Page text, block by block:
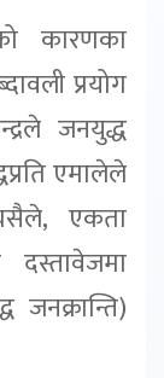
कारणका
प्रयोग
जनयुद्ध
एमालेले
एकता